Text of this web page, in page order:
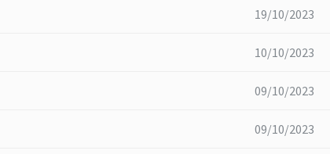
19/10/2023
10/10/2023
09/10/2023
09/10/2023